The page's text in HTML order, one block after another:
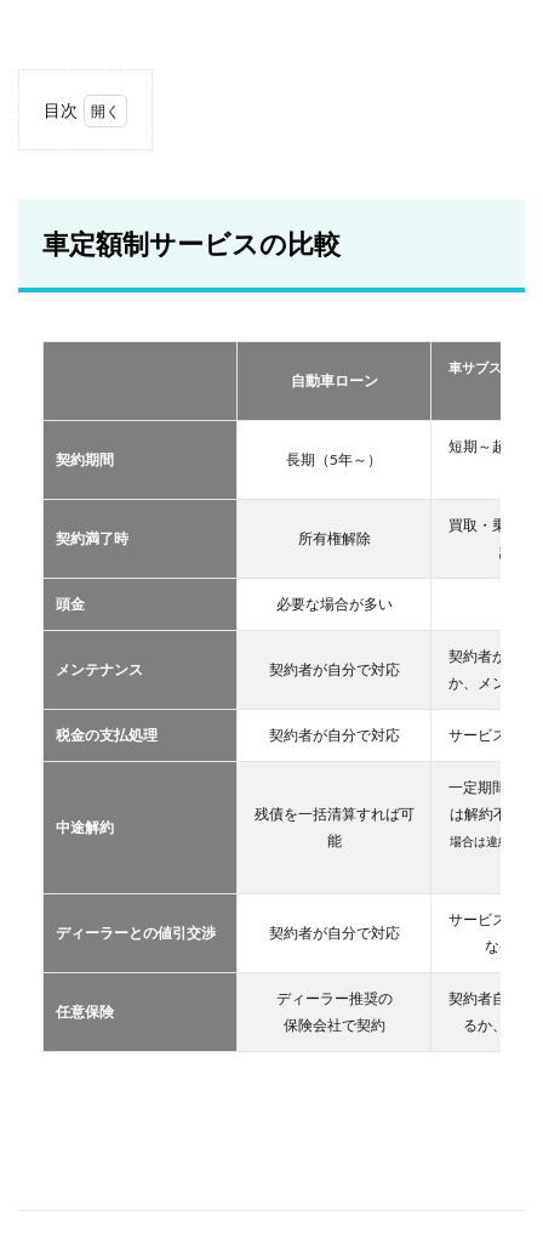
目次
ビス
の比
おす
サー
TOP
2.1
ブス
クリ
2.2
カー
リー
カー
ング
2.4
ー
車定額制サービスの比較
自動車ローン
車サブスクリ
契約期間 長期（5年～）
短期～超長期
契約満了時 所有権解除
買取・乗換・
譲渡
頭金 必要な場合が多い
メンテナンス 契約者が自分で対応
契約者が自分
か、メンテン
税金の支払処理 契約者が自分で対応 サービス提供
中途解約
残債を一括清算すれば可
能
一定期間が経
は解約不可
場合は違約金や
ディーラーとの値引交渉 契約者が自分で対応
サービス提供
な条件
任意保険
ディーラー推奨の
保険会社で契約
契約者自が自
るか、契約